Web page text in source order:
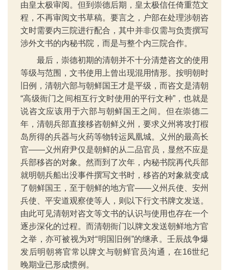
由皇太极审阅。但到崇德后期，皇太极信任倚重范文
程，不再审阅文书草稿。要言之，户部在处理涉朝咨
文时需要内三院进行配合，其中并非仅需与负责撰写
涉外文书的内秘书院，而是与整个内三院合作。
最后，崇德初期的清朝并不十分清楚咨文的使用
等级与范围，文书使用上曾出现混用情形。按明朝时
旧例，清朝六部与朝鲜国王才是平级，而咨文是清朝
“高级衙门之间相互行文时使用的平行文种”，也就是
说咨文应该用于六部与朝鲜国王之间。但在崇德二
年，清朝兵部直接移咨朝鲜义州，要求义州将攻打椵
岛所得的兵器与火药等物转运凤凰城。义州的最高长
官——义州府尹仅是朝鲜的从二品官员，显然不应是
兵部移咨的对象。然而到了次年，内秘书院再代兵部
就明朝兵船出没事件撰写文书时，移咨的对象就变成
了朝鲜国王，至于朝鲜的地方官——义州兵使、安州
兵使、平安道观察使等人，则以下行文书牌文发送。
由此可见清朝对咨文等文书的认识与使用也存在一个
逐步深化的过程。而清朝衙门以牌文发送朝鲜地方官
之举，亦可被视为对“明国旧例”的继承。壬辰战争爆
发后明朝将官常以牌文与朝鲜官员沟通，在16世纪
晚期业已形成惯例。